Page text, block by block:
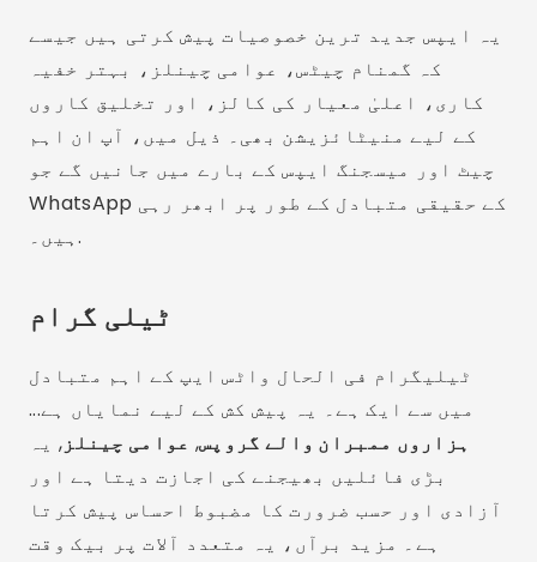
یہ ایپس جدید ترین خصوصیات پیش کرتی ہیں جیسے
کہ گمنام چیٹس، عوامی چینلز، بہتر خفیہ
کاری، اعلیٰ معیار کی کالز، اور تخلیق کاروں
کے لیے منیٹائزیشن بھی۔ ذیل میں، آپ ان اہم
چیٹ اور میسجنگ ایپس کے بارے میں جانیں گے جو
WhatsApp کے حقیقی متبادل کے طور پر ابھر رہی
ہیں۔.
ٹیلی گرام
ٹیلیگرام فی الحال واٹس ایپ کے اہم متبادل
میں سے ایک ہے۔ یہ پیش کش کے لیے نمایاں ہے...
ہزاروں ممبران والے گروپس, عوامی چینلز , یہ
بڑی فائلیں بھیجنے کی اجازت دیتا ہے اور
آزادی اور حسب ضرورت کا مضبوط احساس پیش کرتا
ہے۔ مزید برآں، یہ متعدد آلات پر بیک وقت